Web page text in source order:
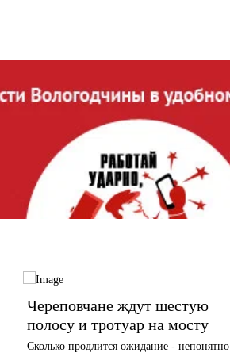
Череповчане ждут шестую
полосу и тротуар на мосту
Сколько продлится ожидание - непонятно